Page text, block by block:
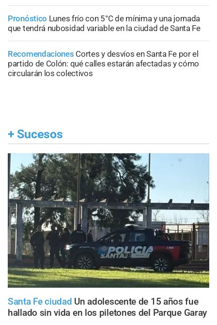
Pronóstico Lunes frío con 5°C de mínima y una jornada
que tendrá nubosidad variable en la ciudad de Santa Fe
Recomendaciones Cortes y desvíos en Santa Fe por el
partido de Colón: qué calles estarán afectadas y cómo
circularán los colectivos
+ Sucesos
Santa Fe ciudad Un adolescente de 15 años fue
hallado sin vida en los piletones del Parque Garay